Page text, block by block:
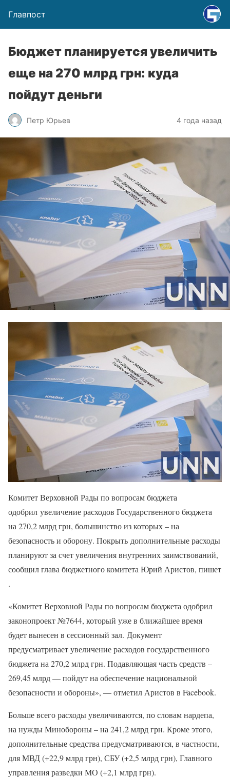
Главпост
Бюджет планируется увеличить
еще на 270 млрд грн: куда
пойдут деньги
Петр Юрьев 4 года назад
Комитет Верховной Рады по вопросам бюджета
одобрил увеличение расходов Государственного бюджета
на 270,2 млрд грн, большинство из которых – на
безопасность и оборону. Покрыть дополнительные расходы
планируют за счет увеличения внутренних заимствований,
сообщил глава бюджетного комитета Юрий Аристов, пишет
.
«Комитет Верховной Рады по вопросам бюджета одобрил
законопроект №7644, который уже в ближайшее время
будет вынесен в сессионный зал. Документ
предусматривает увеличение расходов государственного
бюджета на 270,2 млрд грн. Подавляющая часть средств –
269,45 млрд — пойдут на обеспечение национальной
безопасности и обороны», — отметил Аристов в Facebook.
Больше всего расходы увеличиваются, по словам нардепа,
на нужды Минобороны – на 241,2 млрд грн. Кроме этого,
дополнительные средства предусматриваются, в частности,
для МВД (+22,9 млрд грн), СБУ (+2,5 млрд грн), Главного
управления разведки МО (+2,1 млрд грн).